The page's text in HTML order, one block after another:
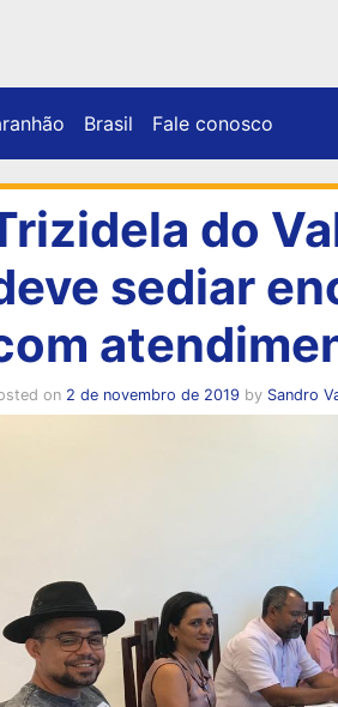
Brasil Fale conosco
do
sediar
on 2 de novembro de 2019 by Sandro